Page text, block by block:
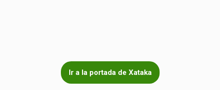
Ir a la portada de Xataka